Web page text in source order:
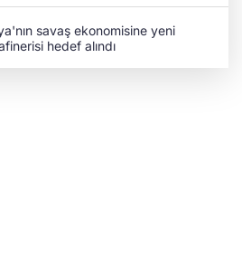
savaş ekonomisine yeni
hedef alındı